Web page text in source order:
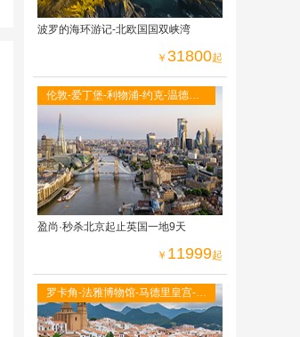
波罗的海环游记-北欧国国双峡湾
￥ 31800起
伦敦-爱丁堡-利物浦-约克-温德米
尔湖区-牛津大学-莎士比亚故居-伦
敦自由活动
盈尚·秒杀北京起止英国一地9天
￥ 11999起
罗卡角-法雅博物馆-马德里皇宫-阿
尔罕布拉宫-古城托莱多-全程当地
四星级酒店